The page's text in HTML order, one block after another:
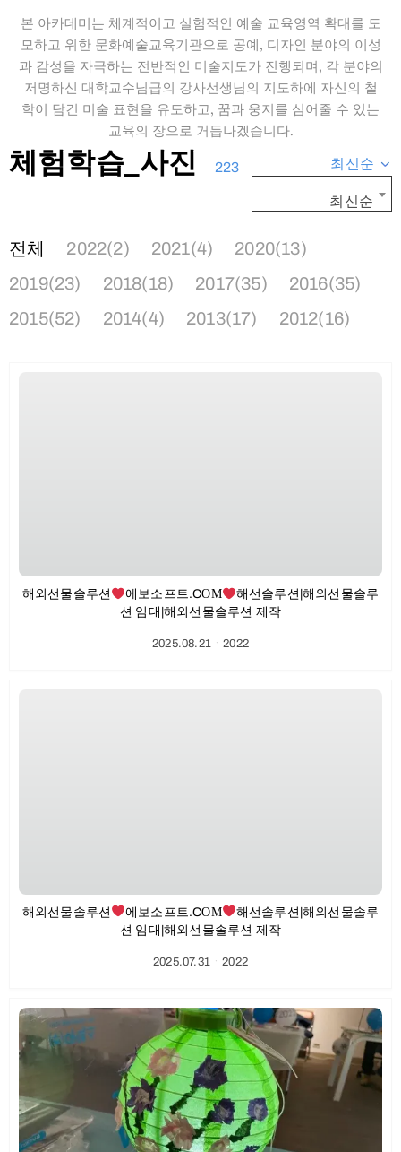
본 아카데미는 체계적이고 실험적인 예술 교육영역 확대를 도
모하고 위한 문화예술교육기관으로 공예, 디자인 분야의 이성
과 감성을 자극하는 전반적인 미술지도가 진행되며, 각 분야의
저명하신 대학교수님급의 강사선생님의 지도하에 자신의 철
학이 담긴 미술 표현을 유도하고, 꿈과 웅지를 심어줄 수 있는
교육의 장으로 거듭나겠습니다.
체험학습_사진 223 최신순
최신순
전체 2022(2) 2021(4)
2020(13)
2019(23)
2018(18) 2017(35)
2016(35)
2015(52)
2014(4) 2013(17) 2012(16)
해외선물솔루션 에보소프트.CΟΜ
해선솔루션|해외선물솔루
션 임대|해외선물솔루션 제작
2025.08.21ㆍ2022
해외선물솔루션 에보소프트.CΟΜ
해선솔루션|해외선물솔루
션 임대|해외선물솔루션 제작
2025.07.31 ㆍ2022